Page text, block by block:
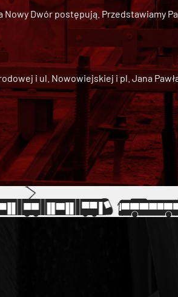
Nowy Dwórpostępują. Przedstawiamy
i ul. Nowowiejskiej i pl. Jana Pawła